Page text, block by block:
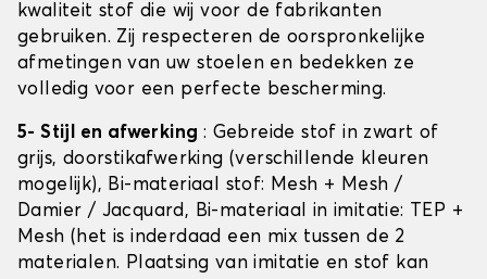
kwaliteit stof die wij voor de fabrikanten
gebruiken. Zij respecteren de oorspronkelijke
afmetingen van uw stoelen en bedekken ze
volledig voor een perfecte bescherming.
5- Stijl en afwerking : Gebreide stof in zwart of
grijs, doorstikafwerking (verschillende kleuren
mogelijk), Bi-materiaal stof: Mesh + Mesh /
Damier / Jacquard, Bi-materiaal in imitatie: TEP +
Mesh (het is inderdaad een mix tussen de 2
materialen. Plaatsing van imitatie en stof kan